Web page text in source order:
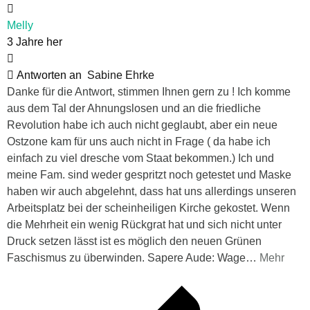
Melly
3 Jahre her
Antworten an Sabine Ehrke
Danke für die Antwort, stimmen Ihnen gern zu ! Ich komme
aus dem Tal der Ahnungslosen und an die friedliche
Revolution habe ich auch nicht geglaubt, aber ein neue
Ostzone kam für uns auch nicht in Frage ( da habe ich
einfach zu viel dresche vom Staat bekommen.) Ich und
meine Fam. sind weder gespritzt noch getestet und Maske
haben wir auch abgelehnt, dass hat uns allerdings unseren
Arbeitsplatz bei der scheinheiligen Kirche gekostet. Wenn
die Mehrheit ein wenig Rückgrat hat und sich nicht unter
Druck setzen lässt ist es möglich den neuen Grünen
Faschismus zu überwinden. Sapere Aude: Wage… Mehr